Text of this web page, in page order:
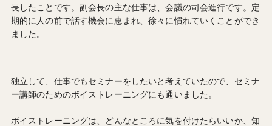
長したことです。副会長の主な仕事は、会議の司会進行です。定
期的に人の前で話す機会に恵まれ、徐々に慣れていくことができ
ました。
独立して、仕事でもセミナーをしたいと考えていたので、セミナ
ー講師のためのボイストレーニングにも通いました。
ボイストレーニングは、どんなところに気を付けたらいいか、知